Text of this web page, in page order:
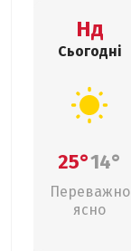
Нд
Сьогодні
25°14°
Переважно
ясно